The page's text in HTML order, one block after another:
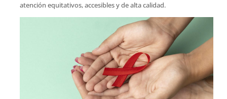
atención equitativos, accesibles y de alta calidad.